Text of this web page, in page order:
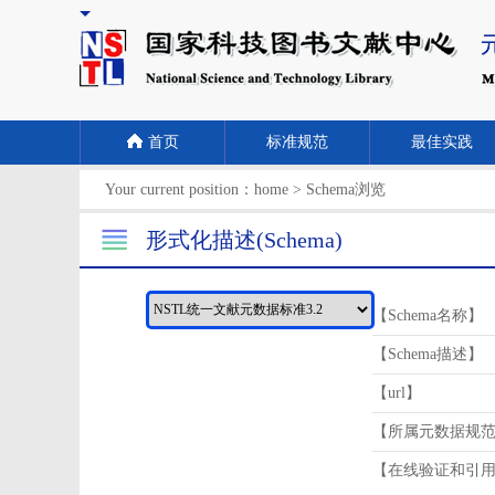
首页 标准规范 最佳实践
Your current position： home > Schema浏览
形式化描述(Schema)
【Schema名称】
【Schema描述】
【url】
【所属元数据规
【在线验证和引